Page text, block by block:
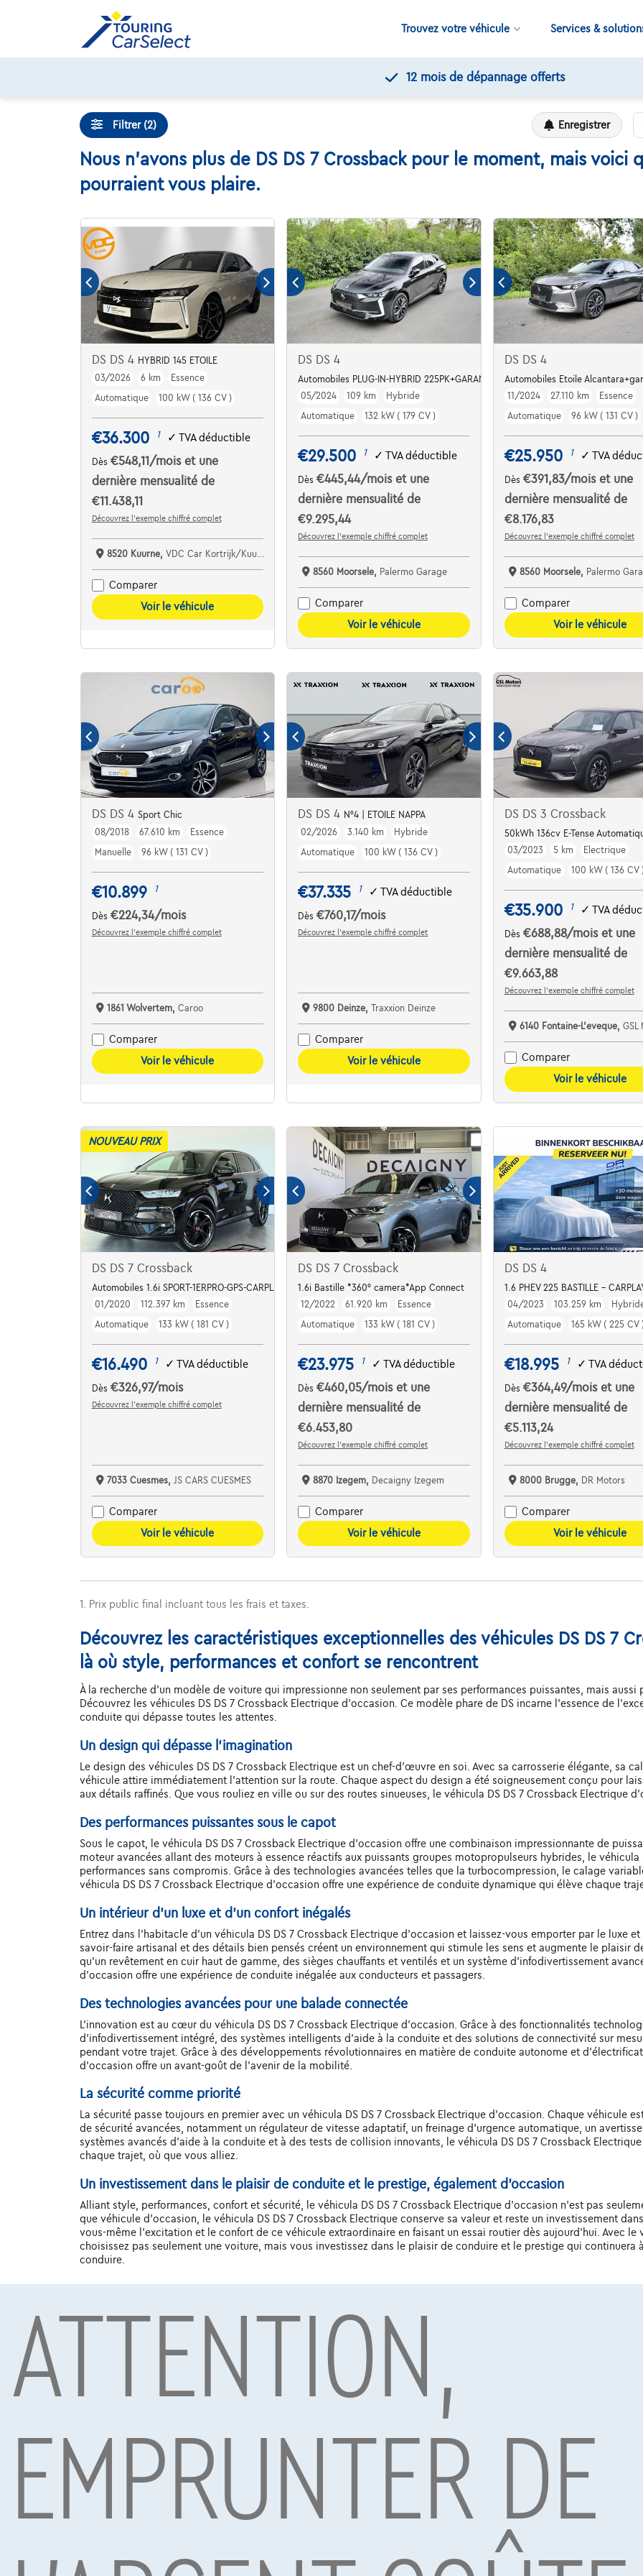
Trouvez votre véhicule Services &
12 mois de dépannage offerts
Filtrer (2) Enregistrer
Nous n'avons plus de DS DS 7 Crossback pour le moment, mais voici
pourraient vous plaire.
DS DS 4 HYBRID 145 ETOILE
03/2026
6 km
Essence
Automatique
100 kW ( 136 CV )
€36.300 1 ✓ TVA déductible
Dès €548,11 /mois et une
dernière mensualité de
€11.438,11
Découvrez l’exemple chiffré complet
8520 Kuurne, VDC Car Kortrijk/Kuurne
Comparer
Voir le véhicule
DS DS 4
Automobiles PLUG-IN-HYBRID 225PK+GARANTIE TOT 48 STE MAAND
05/2024
109 km
Hybride
Automatique
132 kW ( 179 CV )
€29.500 1 ✓TVA déductible
Dès€445,44/moiset une
dernière mensualité de
€9.295,44
Découvrez l’exemple chiffré complet
8560 Moorsele, Palermo Garage
Comparer
Voir le véhicule
DS DS 4
Automobiles Etoile
11/2024
27.110 km
Essence
Automatique
96 kW ( 131 CV )
€25.950 1 ✓ TVA
Dès €391,83/mois et une
dernière mensualité de
€8.176,83
Découvrez l’exemple chiffré complet
8560 Moorsele, Palermo
Comparer
Voir le véhicule
DS DS 4 Sport Chic
08/2018
67.610 km
Essence
Manuelle
96 kW ( 131 CV )
€10.899 1
Dès €224,34/mois
Découvrez l’exemple chiffré complet
1861 Wolvertem, Caroo
Comparer
Voir le véhicule
DS DS 4 N°4 | ETOILE NAPPA
02/2026
3.140 km
Hybride
Automatique
100 kW ( 136 CV )
€37.335 1 ✓TVA déductible
Dès€760,17/mois
Découvrez l’exemple chiffré complet
9800 Deinze,Traxxion Deinze
Comparer
Voir le véhicule
DS DS 3 Crossback
50kWh 136cv E-Tense
03/2023
5 km
Electrique
Automatique
100 kW ( 136 CV
€35.900 1 ✓ TVA
Dès €688,88/mois et une
dernière mensualité de
€9.663,88
Découvrez l’exemple chiffré complet
6140 Fontaine-L'eveque, GSL
Comparer
Voir le véhicule
NOUVEAU PRIX
DS DS 7 Crossback
Automobiles 1.6i SPORT-1ERPRO-GPS-CARPLAY-CAMERA-ALCANTARA-PDC
01/2020
112.397 km
Essence
Automatique
133 kW ( 181 CV )
€16.490 1 ✓ TVA déductible
Dès €326,97/mois
Découvrez l’exemple chiffré complet
7033 Cuesmes, JS CARS CUESMES
Comparer
Voir le véhicule
DS DS 7 Crossback
1.6i Bastille *360° camera*App Connect
12/2022
61.920 km
Essence
Automatique
133 kW ( 181 CV )
€23.975 1 ✓TVA déductible
Dès€460,05/moiset une
dernière mensualité de
€6.453,80
Découvrez l’exemple chiffré complet
8870 Izegem, Decaigny Izegem
Comparer
Voir le véhicule
DS DS 4
1.6 PHEV 225 BASTILLE -
04/2023
103.259 km
Automatique
165 kW ( 225 CV
€18.995 1 ✓ TVA
Dès €364,49/mois et une
dernière mensualité de
€5.113,24
Découvrez l’exemple chiffré complet
8000 Brugge, DR Motors
Comparer
Voir le véhicule
1. Prix public final incluant tous les frais et taxes.
Découvrez les caractéristiques exceptionnelles des véhicules DS DS 7
là où style, performances et confort se rencontrent
À la recherche d'un modèle de voiture qui impressionne non seulement par ses performances puissantes, mais aussi
Découvrez les véhicules DS DS 7 Crossback Electrique d'occasion. Ce modèle phare de DS incarne l'essence de
conduite qui dépasse toutes les attentes.
Un design qui dépasse l'imagination
Le design des véhicules DS DS 7 Crossback Electrique est un chef-d'œuvre en soi. Avec sa carrosserie élégante, sa
véhicule attire immédiatement l'attention sur la route. Chaque aspect du design a été soigneusement conçu pour
aux détails raffinés. Que vous rouliez en ville ou sur des routes sinueuses, le véhicula DS DS 7 Crossback Electrique
Des performances puissantes sous le capot
Sous le capot, le véhicula DS DS 7 Crossback Electrique d'occasion offre une combinaison impressionnante de
moteur avancées allant des moteurs à essence réactifs aux puissants groupes motopropulseurs hybrides, le
performances sans compromis. Grâce à des technologies avancées telles que la turbocompression, le calage
véhicula DS DS 7 Crossback Electrique d'occasion offre une expérience de conduite dynamique qui élève chaque
Un intérieur d’un luxe et d’un confort inégalés
Entrez dans l'habitacle d'un véhicula DS DS 7 Crossback Electrique d'occasion et laissez-vous emporter par le luxe
savoir-faire artisanal et des détails bien pensés créent un environnement qui stimule les sens et augmente le plaisir
qu'un revêtement en cuir haut de gamme, des sièges chauffants et ventilés et un système d'infodivertissement
d'occasion offre une expérience de conduite inégalée aux conducteurs et passagers.
Des technologies avancées pour une balade connectée
L'innovation est au cœur du véhicula DS DS 7 Crossback Electrique d'occasion. Grâce à des fonctionnalités
d'infodivertissement intégré, des systèmes intelligents d'aide à la conduite et des solutions de connectivité sur
pendant votre trajet. Grâce à des développements révolutionnaires en matière de conduite autonome et
d'occasion offre un avant-goût de l'avenir de la mobilité.
La sécurité comme priorité
La sécurité passe toujours en premier avec un véhicula DS DS 7 Crossback Electrique d'occasion. Chaque véhicule
de sécurité avancées, notamment un régulateur de vitesse adaptatif, un freinage d'urgence automatique, un
systèmes avancés d'aide à la conduite et à des tests de collision innovants, le véhicula DS DS 7 Crossback
chaque trajet, où que vous alliez.
Un investissement dans le plaisir de conduite et le prestige, également d'occasion
Alliant style, performances, confort et sécurité, le véhicula DS DS 7 Crossback Electrique d'occasion n'est pas
que véhicule d'occasion, le véhicula DS DS 7 Crossback Electrique conserve sa valeur et reste un investissement
vous-même l'excitation et le confort de ce véhicule extraordinaire en faisant un essai routier dès aujourd'hui. Avec le
choisissez pas seulement une voiture, mais vous investissez dans le plaisir de conduire et le prestige qui continuera
conduire.
Sous réserve d’acceptation de votre demande de crédit par Alpha Credit s.a., prêteur, Montagne du Parc 8/3, 1000 Bruxelles, TVA
Mobility S.A., agent in bijkomstige hoedanigheid, Boulevard Albert II 4, B12, 1000 Brussel, BTW BE 1003.765.106, BE93 0019 6639
Voitures les plus populaires
NOUVEAU PRIX
ATTENTION,
EMPRUNTER DE